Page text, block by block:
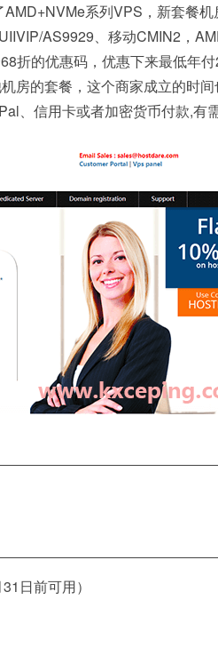
系列VPS，新套餐
AS9929、移动CMIN2，
折的优惠码，优惠下来最低年付
房的套餐，这个商家成立的时间
、信用卡或者加密货币付款,有
日前可用）